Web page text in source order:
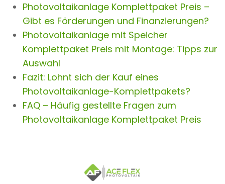
Photovoltaikanlage Komplettpaket Preis –
Gibt es Förderungen und Finanzierungen?
Photovoltaikanlage mit Speicher
Komplettpaket Preis mit Montage: Tipps zur
Auswahl
Fazit: Lohnt sich der Kauf eines
Photovoltaikanlage-Komplettpakets?
FAQ – Häufig gestellte Fragen zum
Photovoltaikanlage Komplettpaket Preis